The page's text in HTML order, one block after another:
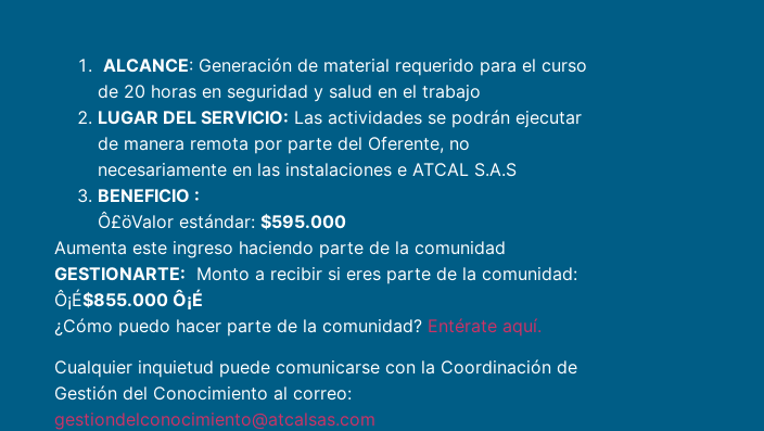
ALCANCE: Generación de material requerido para el curso
de 20 horas en seguridad y salud en el trabajo
LUGAR DEL SERVICIO: Las actividades se podrán ejecutar
de manera remota por parte del Oferente, no
necesariamente en las instalaciones e ATCAL S.A.S
BENEFICIO :
Ô£öValor estándar: $595.000
Aumenta este ingreso haciendo parte de la comunidad
GESTIONARTE: Monto a recibir si eres parte de la comunidad:
Ô¡É$855.000 Ô¡É
¿Cómo puedo hacer parte de la comunidad? Entérate aquí.
Cualquier inquietud puede comunicarse con la Coordinación de
Gestión del Conocimiento al correo:
gestiondelconocimiento@atcalsas.com